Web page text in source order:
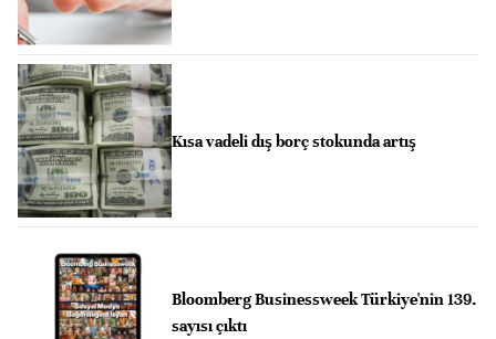
Kısa vadeli dış borç stokunda artış
Bloomberg Businessweek Türkiye'nin 139.
sayısı çıktı